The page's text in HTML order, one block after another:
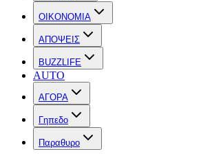
OIKONOMIA
ΑΠΟΨΕΙΣ
BUZZLIFE
AUTO
ΑΓΟΡΑ
Γηπεδο
Παραθυρο